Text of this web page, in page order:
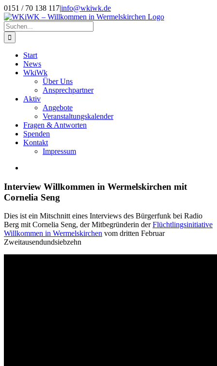
Zum
Inhalt
springen
0151 / 70 138 117|info@wkiwk.de
Suche
nach:
Start
News
WkiWk
Über Uns
Ansprechpartner
Aktiv
Angebote
Veranstaltungskalender
Fragen & Antworten
Spenden
Kontakt
Impressum
Bild
Interview Willkommen in Wermelskirchen mit
Cornelia Seng
Dies ist ein Mitschnitt eines Interviews des Bürgerfunk bei Radio
Berg mit Cornelia Seng, der Mitbegründerin derFlüchtlingsinitiative
Willkommen in Wermelskirchen vom dritten Februar
Zweitausendundsiebzehn